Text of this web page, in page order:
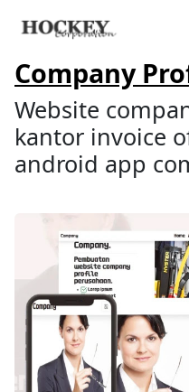
Company
Website
kantor invoice
android app